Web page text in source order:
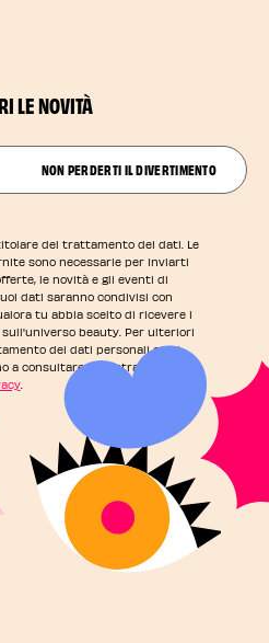
LE NOVITÀ
NON PERDERTI IL DIVERTIMENTO
del trattamento dei dati. Le
sono necessarie per inviarti
le novità e gli eventi di
dati saranno condivisi con
tu abbia scelto di ricevere i
beauty. Per ulteriori
dei dati personali e sui
a consultare la nostra
.